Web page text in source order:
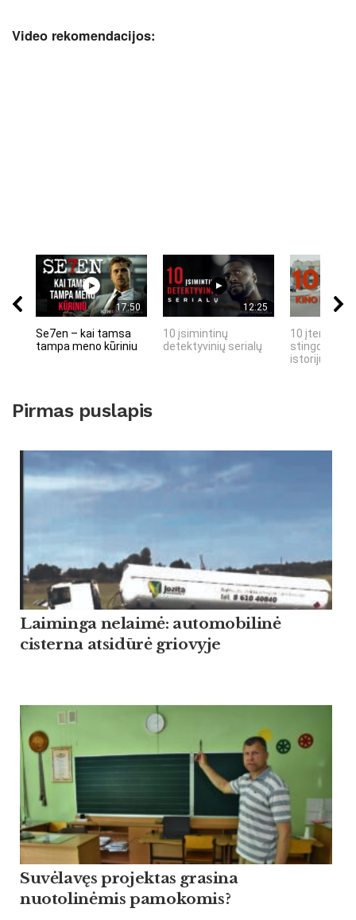
Video rekomendacijos:
17:50
Se7en – kai tamsa
tampa meno kūriniu
12:25
10 įsimintinų
detektyvinių serialų
10 įtemptų,
stingdančių
istorijų
Pirmas puslapis
Laiminga nelaimė: automobilinė
cisterna atsidūrė griovyje
Suvėlavęs projektas grasina
nuotolinėmis pamokomis?